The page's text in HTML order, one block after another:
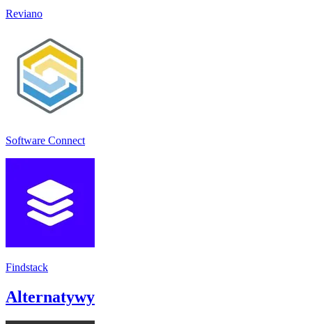
Reviano
Software Connect
Findstack
Alternatywy